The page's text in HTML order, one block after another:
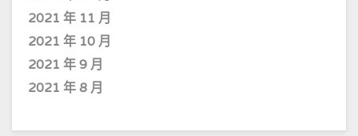
2021 年 11 月
2021 年 10 月
2021 年 9 月
2021 年 8 月